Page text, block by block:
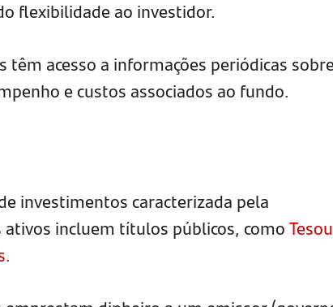
flexibilidade ao investidor.
têm acesso a informações periódicas
e custos associados ao fundo.
investimentos caracterizada pela
incluem títulos públicos, como